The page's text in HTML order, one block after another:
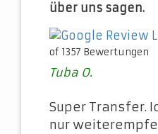
über uns sagen.
of 1357 Bewertungen
Tuba O.
Super Transfer.
nur